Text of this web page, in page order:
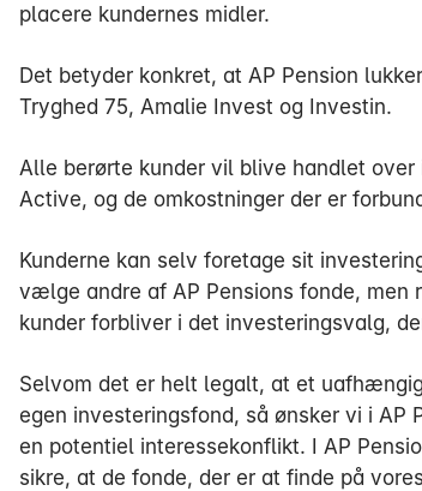
placere kundernes midler.
Det betyder konkret, at AP Pension
Tryghed 75, Amalie Invest og Investin.
Alle berørte kunder vil blive handlet over
Active, og de omkostninger der er
Kunderne kan selv foretage sit
vælge andre af AP Pensions fonde, men
kunder forbliver i det investeringsvalg,
Selvom det er helt legalt, at et
egen investeringsfond, så ønsker vi i
en potentiel interessekonflikt. I AP
sikre, at de fonde, der er at finde på